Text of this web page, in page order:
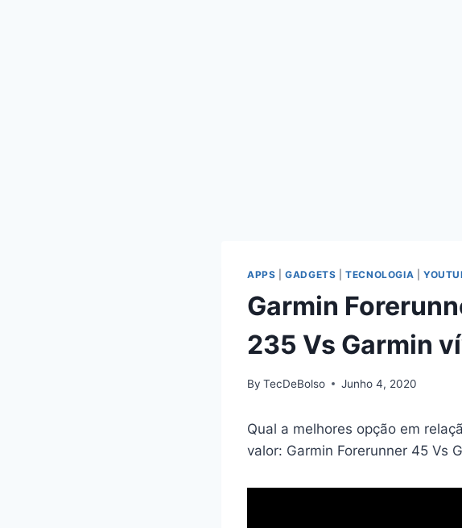
APPS |GADGETS |TECNOLOGIA
Garmin
235 Vs Garmin
By TecDeBolso Junho 4, 2020
Qual a melhores opção em
valor: Garmin Forerunner 45 Vs